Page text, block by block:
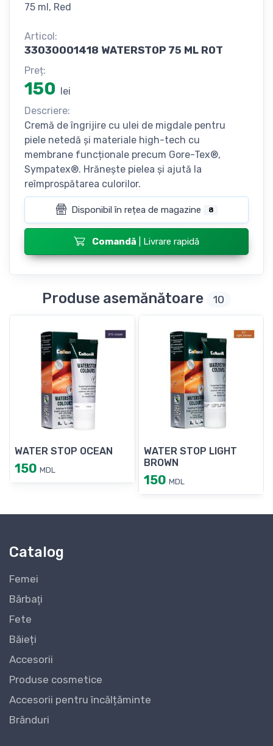
75 ml, Red
Articol:
33030001418 WATERSTOP 75 ML ROT
Preț:
150 lei
Descriere:
Cremă de îngrijire cu ulei de migdale pentru
piele netedă și materiale high-tech cu
membrane funcționale precum Gore-Tex®,
Sympatex®. Hrănește pielea și ajută la
reîmprospătarea culorilor.
Disponibil în rețea de magazine 8
Comandă | Livrare rapidă
Produse asemănătoare 10
WATER STOP OCEAN
150 MDL
WATER STOP LIGHT
BROWN
150 MDL
Catalog
Femei
Bărbaţi
Fete
Băieți
Accesorii
Produse cosmetice
Accesorii pentru încălțăminte
Brănduri